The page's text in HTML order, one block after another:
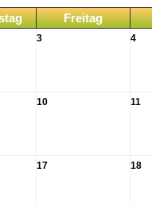
Freitag
3 4
10 11
17 18